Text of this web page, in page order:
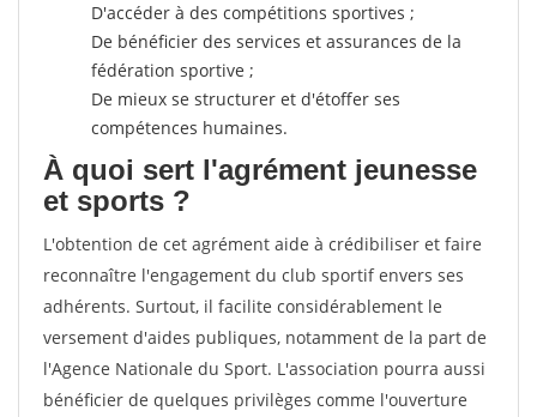
D'accéder à des compétitions sportives ;
De bénéficier des services et assurances de la
fédération sportive ;
De mieux se structurer et d'étoffer ses
compétences humaines.
À quoi sert l'agrément jeunesse
et sports ?
L'obtention de cet agrément aide à crédibiliser et faire
reconnaître l'engagement du club sportif envers ses
adhérents. Surtout, il facilite considérablement le
versement d'aides publiques, notamment de la part de
l'Agence Nationale du Sport. L'association pourra aussi
bénéficier de quelques privilèges comme l'ouverture